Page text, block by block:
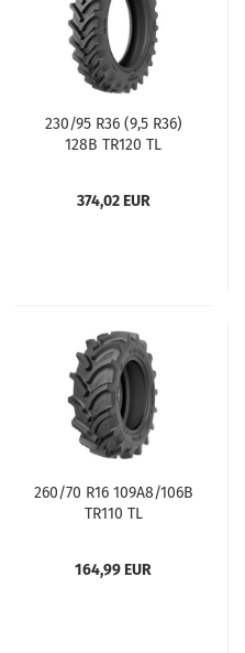
230/95 R36 (9,5 R36)
128B TR120 TL
374,02 EUR
260/70 R16 109A8/106B
TR110 TL
164,99 EUR